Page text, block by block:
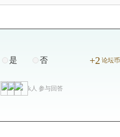
是 否 +2 论坛币
k人 参与回答